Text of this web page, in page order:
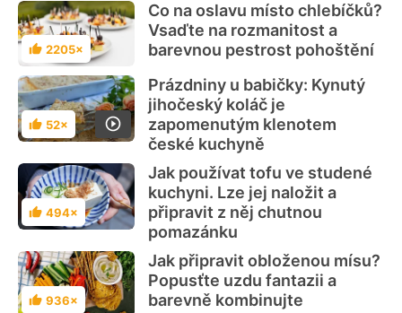
Hodnocení
2205×
Co na oslavu místo chlebíčků?
Vsaďte na rozmanitost a
barevnou pestrost pohoštění
Hodnocení
52×
Prázdniny u babičky: Kynutý
jihočeský koláč je
zapomenutým klenotem
české kuchyně
Hodnocení
494×
Jak používat tofu ve studené
kuchyni. Lze jej naložit a
připravit z něj chutnou
pomazánku
Hodnocení
936×
Jak připravit obloženou mísu?
Popusťte uzdu fantazii a
barevně kombinujte